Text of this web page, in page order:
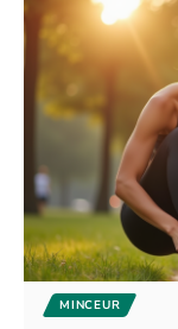
MINCEUR